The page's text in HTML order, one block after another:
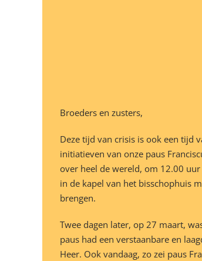
Broeders en zusters,
Deze tijd van crisis is ook een tijd
initiatieven van onze paus
over heel de wereld, om 12.00
in de kapel van het bisschophuis
brengen.
Twee dagen later, op 27 maart,
paus had een verstaanbare en
Heer. Ook vandaag, zo zei paus